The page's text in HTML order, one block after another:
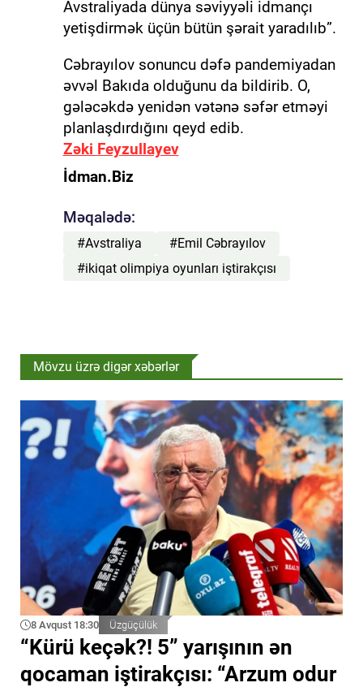
Avstraliyada dünya səviyyəli idmançı
yetişdirmək üçün bütün şərait yaradılıb”.
Cəbrayılov sonuncu dəfə pandemiyadan
əvvəl Bakıda olduğunu da bildirib. O,
gələcəkdə yenidən vətənə səfər etməyi
planlaşdırdığını qeyd edib.
Zəki Feyzullayev
İdman.Biz
Məqalədə:
#Avstraliya
#Emil Cəbrayılov
#ikiqat olimpiya oyunları iştirakçısı
Mövzu üzrə digər xəbərlər
8 Avqust 18:30 Üzgüçülük
“Kürü keçək?! 5” yarışının ən
qocaman iştirakçısı: “Arzum odur